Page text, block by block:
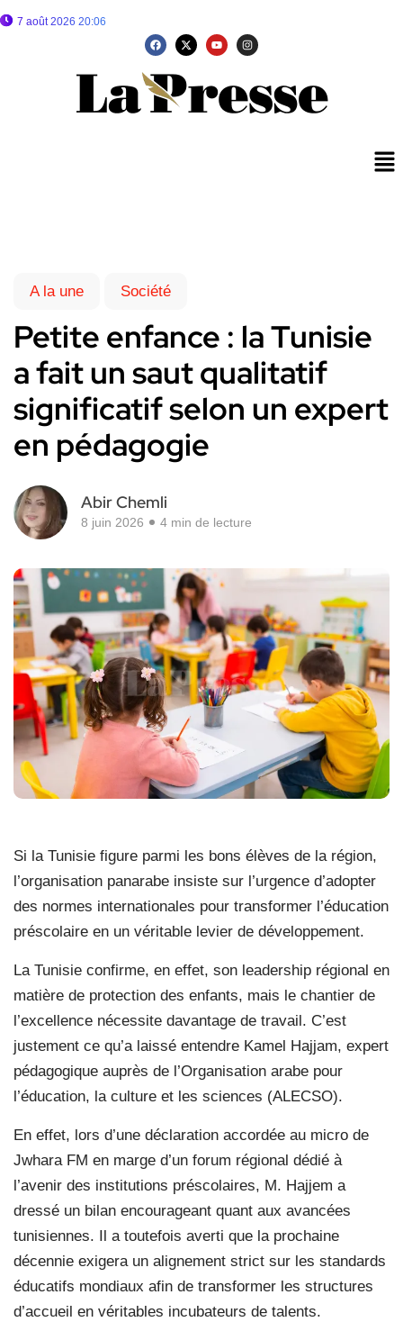
7 août 2026 20:06
A la une Société
Petite enfance : la Tunisie
a fait un saut qualitatif
significatif selon un expert
en pédagogie
Abir Chemli
8 juin 2026 4 min de lecture
Si la Tunisie figure parmi les bons élèves de la région,
l’organisation panarabe insiste sur l’urgence d’adopter
des normes internationales pour transformer l’éducation
préscolaire en un véritable levier de développement.
La Tunisie confirme, en effet, son leadership régional en
matière de protection des enfants, mais le chantier de
l’excellence nécessite davantage de travail. C’est
justement ce qu’a laissé entendre Kamel Hajjam, expert
pédagogique auprès de l’Organisation arabe pour
l’éducation, la culture et les sciences (ALECSO).
En effet, lors d’une déclaration accordée au micro de
Jwhara FM en marge d’un forum régional dédié à
l’avenir des institutions préscolaires, M. Hajjem a
dressé un bilan encourageant quant aux avancées
tunisiennes. Il a toutefois averti que la prochaine
décennie exigera un alignement strict sur les standards
éducatifs mondiaux afin de transformer les structures
d’accueil en véritables incubateurs de talents.